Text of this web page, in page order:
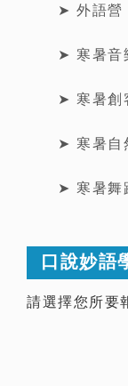
➤ 外語營
➤ 寒暑音
➤ 寒暑創
➤ 寒暑自
➤ 寒暑舞
口說妙語
請選擇您所要